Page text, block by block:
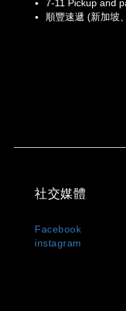
7-11 Pickup and
順豐速遞 (新加坡
社交媒體
Facebook
instagram